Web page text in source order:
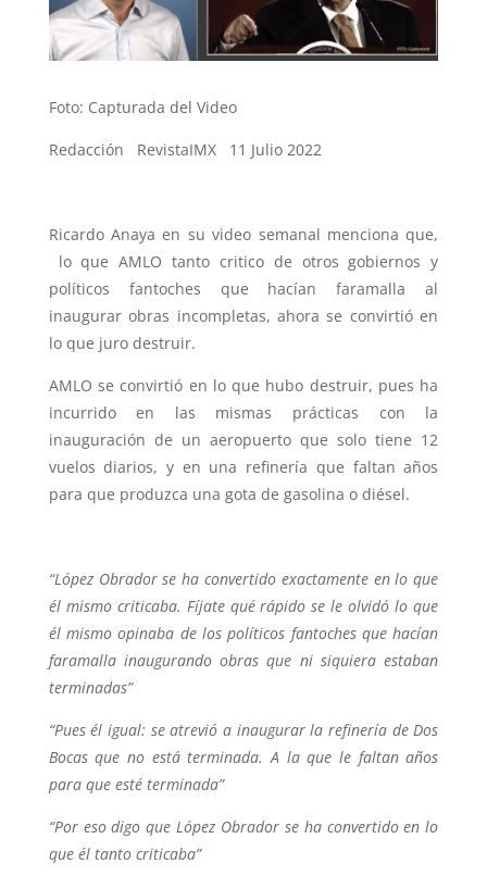
Foto: Capturada del Video
Redacción RevistaIMX 11 Julio 2022
Ricardo Anaya en su video semanal menciona que,
lo que AMLO tanto critico de otros gobiernos y
políticos fantoches que hacían faramalla al
inaugurar obras incompletas, ahora se convirtió en
lo que juro destruir.
AMLO se convirtió en lo que hubo destruir, pues ha
incurrido en las mismas prácticas con la
inauguración de un aeropuerto que solo tiene 12
vuelos diarios, y en una refinería que faltan años
para que produzca una gota de gasolina o diésel.
“López Obrador se ha convertido exactamente en lo que
él mismo criticaba. Fíjate qué rápido se le olvidó lo que
él mismo opinaba de los políticos fantoches que hacían
faramalla inaugurando obras que ni siquiera estaban
terminadas”
“Pues él igual: se atrevió a inaugurar la refinería de Dos
Bocas que no está terminada. A la que le faltan años
para que esté terminada”
“Por eso digo que López Obrador se ha convertido en lo
que él tanto criticaba”